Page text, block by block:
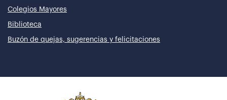
Colegios Mayores
Biblioteca
Buzón de quejas, sugerencias y felicitaciones